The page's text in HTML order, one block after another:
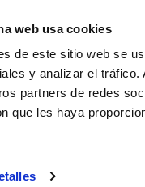
web usa cookies
de este sitio web se
y analizar el
partners de redes
que les hayaSobre nosotros
de uso